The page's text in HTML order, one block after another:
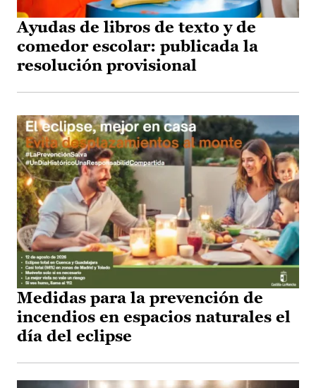
Ayudas de libros de texto y de
comedor escolar: publicada la
resolución provisional
Medidas para la prevención de
incendios en espacios naturales el
día del eclipse